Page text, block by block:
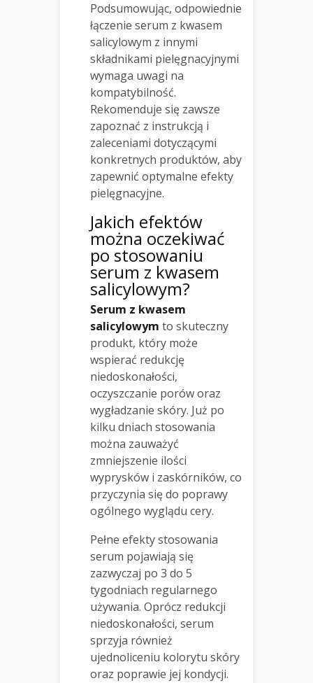
Podsumowując, odpowiednie
łączenie serum z kwasem
salicylowym z innymi
składnikami pielęgnacyjnymi
wymaga uwagi na
kompatybilność.
Rekomenduje się zawsze
zapoznać z instrukcją i
zaleceniami dotyczącymi
konkretnych produktów, aby
zapewnić optymalne efekty
pielęgnacyjne.
Jakich efektów
można oczekiwać
po stosowaniu
serum z kwasem
salicylowym?
Serum z kwasem
salicylowym to skuteczny
produkt, który może
wspierać redukcję
niedoskonałości,
oczyszczanie porów oraz
wygładzanie skóry. Już po
kilku dniach stosowania
można zauważyć
zmniejszenie ilości
wyprysków i zaskórników, co
przyczynia się do poprawy
ogólnego wyglądu cery.
Pełne efekty stosowania
serum pojawiają się
zazwyczaj po 3 do 5
tygodniach regularnego
używania. Oprócz redukcji
niedoskonałości, serum
sprzyja również
ujednoliceniu kolorytu skóry
oraz poprawie jej kondycji.